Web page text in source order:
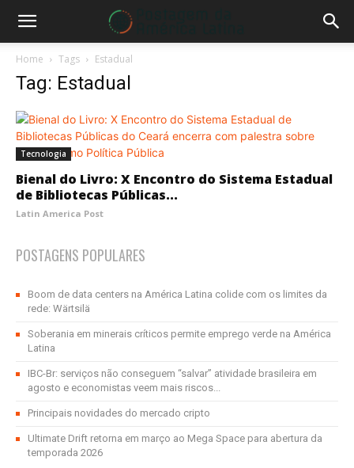
Home Tags Estadual
Tag: Estadual
Tecnologia
Bienal do Livro: X Encontro do Sistema Estadual
de Bibliotecas Públicas...
Latin America Post
POSTAGENS POPULARES
Boom de data centers na América Latina colide com os limites da
rede: Wärtsilä
Soberania em minerais críticos permite emprego verde na América
Latina
IBC-Br: serviços não conseguem “salvar” atividade brasileira em
agosto e economistas veem mais riscos...
Principais novidades do mercado cripto
Ultimate Drift retorna em março ao Mega Space para abertura da
temporada 2026